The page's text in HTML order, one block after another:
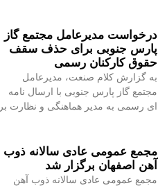
درخواست مدیرعامل مجتمع گاز
پارس جنوبی برای حذف سقف
حقوق کارکنان رسمی
به گزارش کلام صنعت، مدیرعامل
مجتمع گاز پارس جنوبی با ارسال نامه
ای رسمی به مدیر هماهنگی و نظارت بر
مجمع عمومی عادی سالانه ذوب
آهن اصفهان برگزار شد
مجمع عمومی عادی سالانه ذوب آهن